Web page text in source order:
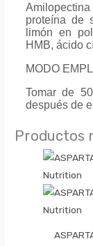
proteína de
limón en
HMB, ácido
MODO
Tomar de
después de
Productos